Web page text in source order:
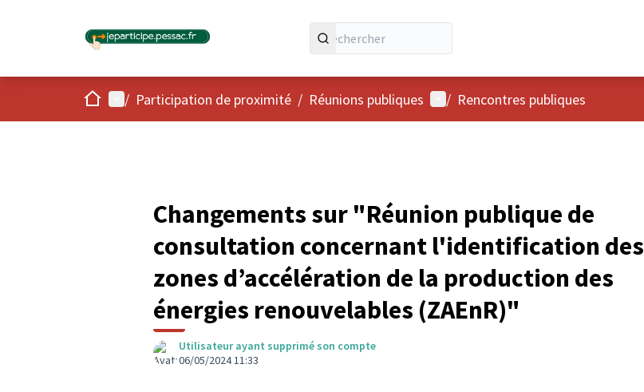
AccueilMenu principal
/ Participation de proximité / Réunions publiques Menu utilisateur
/ Rencontres publiques
Changements sur "Réunion publique de
consultation concernant l'identification des
zones d’accélération de la production des
énergies renouvelables (ZAEnR)"
Utilisateur ayant supprimé son compte
06/05/2024 11:33